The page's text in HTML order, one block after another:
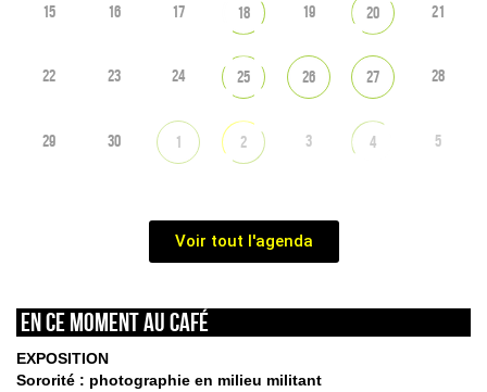
15 16 17 18 19 20 21
22 23 24 25 26 27 28
29 30 1 2 3 4 5
Voir tout l'agenda
En ce moment au café
EXPOSITION
Sororité : photographie en milieu militant